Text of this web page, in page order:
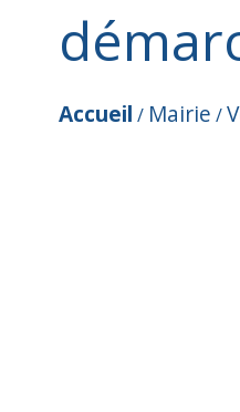
Accueil / Mairie /